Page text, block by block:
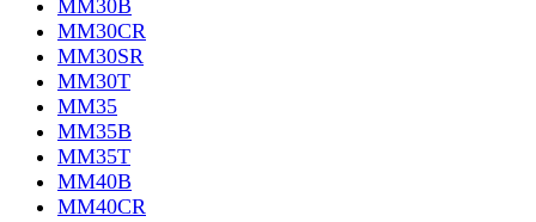
MM30B
MM30CR
MM30SR
MM30T
MM35
MM35B
MM35T
MM40B
MM40CR